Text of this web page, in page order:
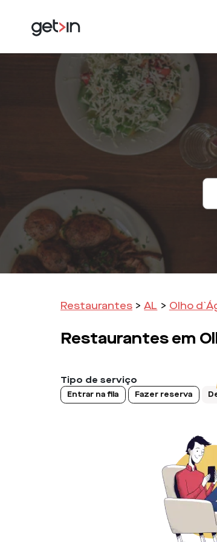
Restaurantes > AL > Olho
Restaurantes em
Tipo de serviço
Entrar na fila Fazer reserva